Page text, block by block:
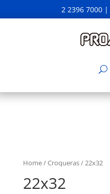
2 2396 7000 |
Home/Croqueras/ 22x32
22x32